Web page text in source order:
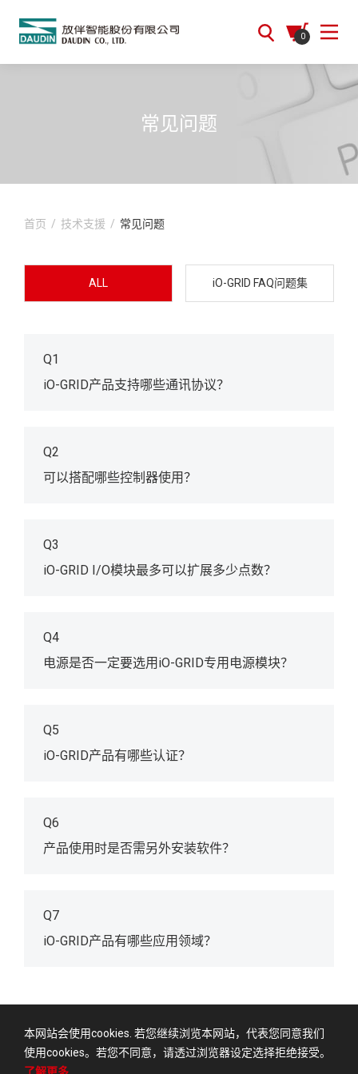
0
常见问题
首页 / 技术支援 / 常见问题
ALL iO-GRID FAQ问题集
Q1
iO-GRID产品支持哪些通讯协议？
Q2
可以搭配哪些控制器使用？
Q3
iO-GRID I/O模块最多可以扩展多少点数？
Q4
电源是否一定要选用iO-GRID专用电源模块？
Q5
iO-GRID产品有哪些认证？
Q6
产品使用时是否需另外安装软件？
Q7
iO-GRID产品有哪些应用领域？
本网站会使用cookies. 若您继续浏览本网站，代表您同意我们
使用cookies。若您不同意，请透过浏览器设定选择拒绝接受。